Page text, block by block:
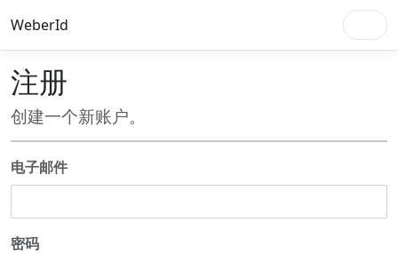
WeberId
注册
创建一个新账户。
电子邮件
密码